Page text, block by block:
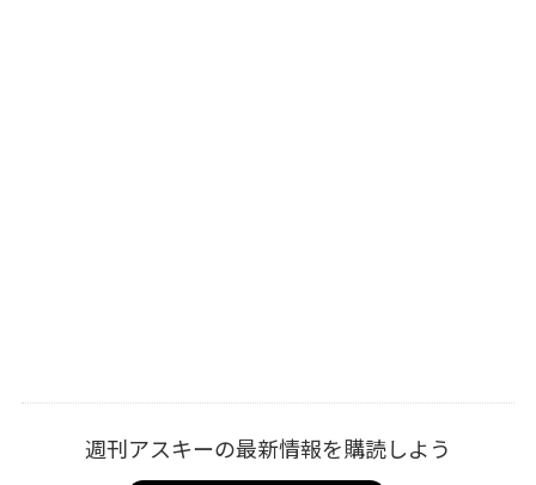
週刊アスキーの最新情報を購読しよう